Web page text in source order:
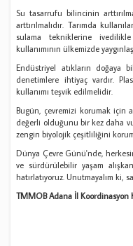
Su tasarrufu bilincinin
arttırılmalıdır. Tarımda
sulama tekniklerine
kullanımının ülkemizde
Endüstriyel atıkların doğaya
denetimlere ihtiyaç vardır.
kullanımı teşvik edilmelidir.
Bugün, çevremizi korumak için
değerli olduğunu bir kez daha
zengin biyolojik çeşitliliğini
Dünya Çevre Günü'nde,
ve sürdürülebilir yaşam
hatırlatıyoruz. Unutmayalım ki,
TMMOB Adana İl Koordinasyon